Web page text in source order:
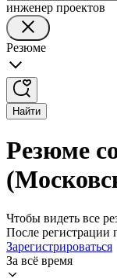
инженер проектов
Резюме
Найти
Резюме
Чтобы видеть все
После регистрации
Зарегистрироваться
За всё время